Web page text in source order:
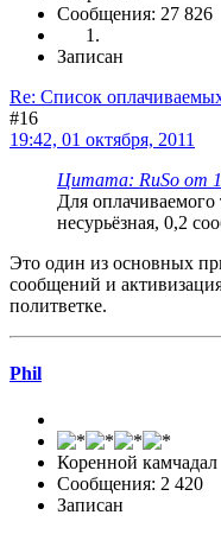
Сообщения: 27 826
Записан
Re: Список
#16
19:42, 01 октября, 2011
Цитата: RuSo от
Для оплачиваемого
несурьёзная, 0,2
Это один из основных
сообщений и
политветке.
Phil
Коренной камчадал
Сообщения: 2 420
Записан